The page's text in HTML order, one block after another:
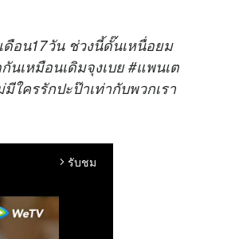
ดือน17วัน ช่วงนี้ดั๊นเหนื่อยม
เหมือนเดิมจุงเบย #แพนเต
ใครรักปะป๊าเท่ากับพวกเรา
arrow_forward_ios รับชม